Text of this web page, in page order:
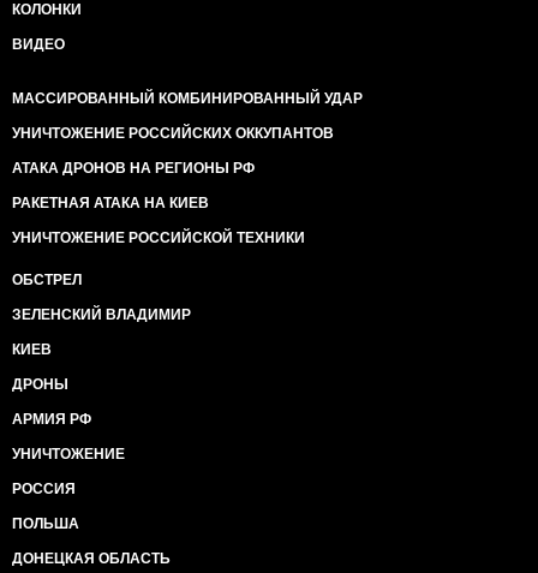
КОЛОНКИ
ВИДЕО
МАССИРОВАННЫЙ КОМБИНИРОВАННЫЙ УДАР
УНИЧТОЖЕНИЕ РОССИЙСКИХ ОККУПАНТОВ
АТАКА ДРОНОВ НА РЕГИОНЫ РФ
РАКЕТНАЯ АТАКА НА КИЕВ
УНИЧТОЖЕНИЕ РОССИЙСКОЙ ТЕХНИКИ
ОБСТРЕЛ
ЗЕЛЕНСКИЙ ВЛАДИМИР
КИЕВ
ДРОНЫ
АРМИЯ РФ
УНИЧТОЖЕНИЕ
РОССИЯ
ПОЛЬША
ДОНЕЦКАЯ ОБЛАСТЬ